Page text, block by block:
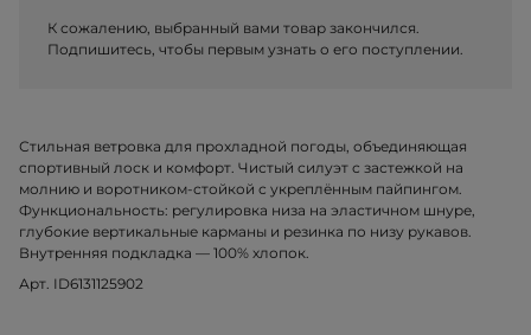
К сожалению, выбранный вами товар закончился.
Подпишитесь, чтобы первым узнать о его поступлении.
Стильная ветровка для прохладной погоды, объединяющая
спортивный лоск и комфорт. Чистый силуэт с застежкой на
молнию и воротником-стойкой с укреплённым пайпингом.
Функциональность: регулировка низа на эластичном шнуре,
глубокие вертикальные карманы и резинка по низу рукавов.
Внутренняя подкладка — 100% хлопок.
Арт. ID6131125902